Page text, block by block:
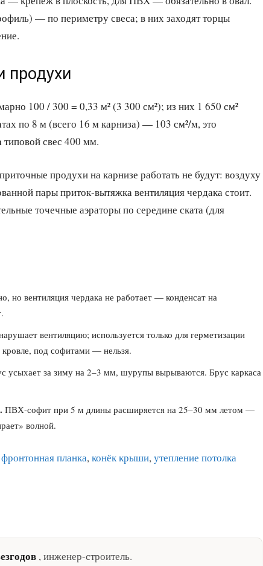
— по периметру свеса; в них заходят торцы
продухи
100 / 300 = 0,33 м² (3 300 см²); из них 1 650 см²
по 8 м (всего 16 м карниза) — 103 см²/м, это
свес 400 мм.
продухи на карнизе работать не будут: воздуху
пары приток-вытяжка вентиляция чердака стоит.
точечные аэраторы по середине ската (для
но вентиляция чердака не работает — конденсат на
вентиляцию; используется только для герметизации
кровле, под софитами — нельзя.
усыхает за зиму на 2–3 мм, шурупы вырываются. Брус каркаса
ПВХ-софит при 5 м длины расширяется на 25–30 мм летом —
волной.
планка,конёк крыши,утепление потолка
,инженер-строитель.